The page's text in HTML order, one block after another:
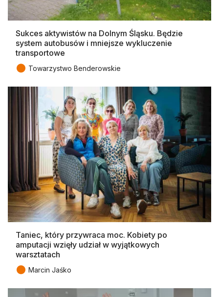
Sukces aktywistów na Dolnym Śląsku. Będzie
system autobusów i mniejsze wykluczenie
transportowe
● Towarzystwo Benderowskie
Taniec, który przywraca moc. Kobiety po
amputacji wzięły udział w wyjątkowych
warsztatach
● Marcin Jaśko